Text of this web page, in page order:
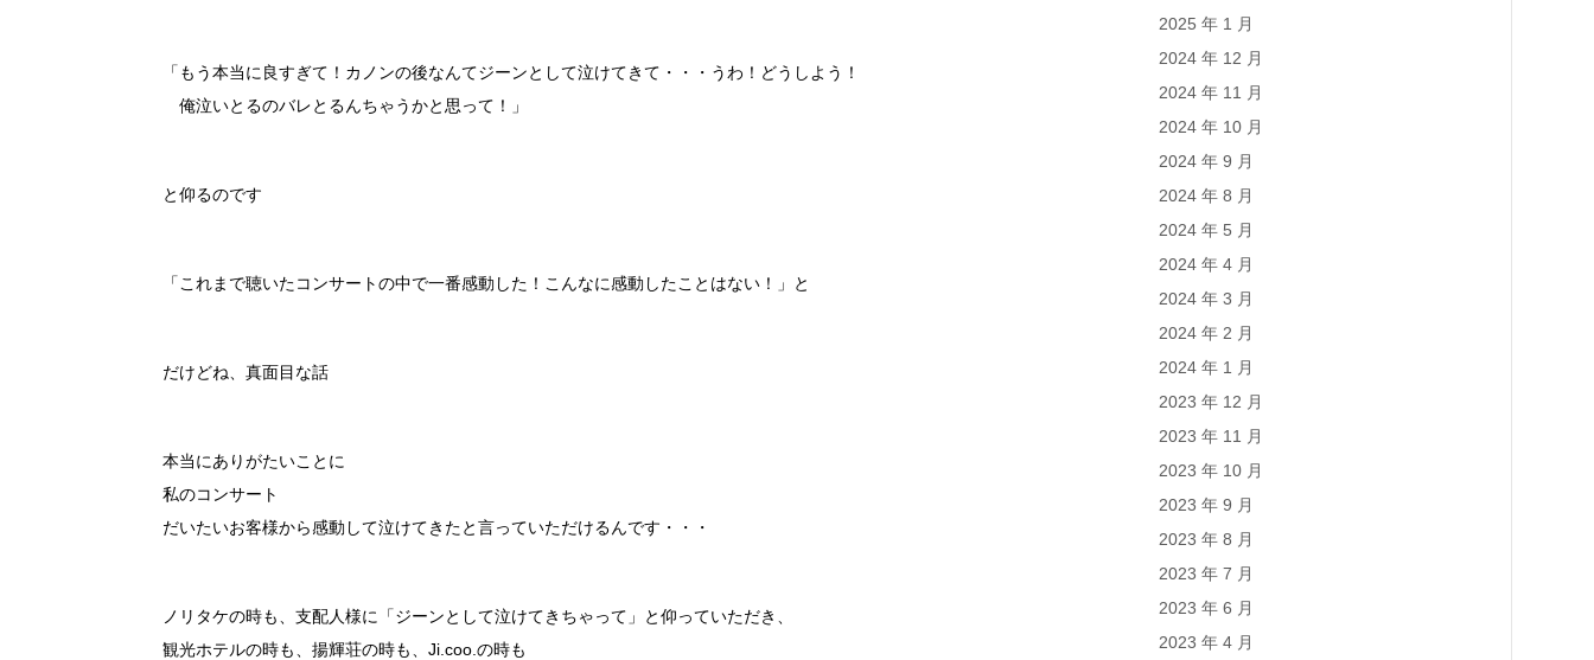
「もう本当に良すぎて！カノンの後なんてジーンとして泣けてきて・・・うわ！どうしよう！
俺泣いとるのバレとるんちゃうかと思って！」
と仰るのです
「これまで聴いたコンサートの中で一番感動した！こんなに感動したことはない！」と
だけどね、真面目な話
本当にありがたいことに
私のコンサート
だいたいお客様から感動して泣けてきたと言っていただけるんです・・・
ノリタケの時も、支配人様に「ジーンとして泣けてきちゃって」と仰っていただき、
観光ホテルの時も、揚輝荘の時も、Ji.coo.の時も
2025 年 1 月
2024 年 12 月
2024 年 11 月
2024 年 10 月
2024 年 9 月
2024 年 8 月
2024 年 5 月
2024 年 4 月
2024 年 3 月
2024 年 2 月
2024 年 1 月
2023 年 12 月
2023 年 11 月
2023 年 10 月
2023 年 9 月
2023 年 8 月
2023 年 7 月
2023 年 6 月
2023 年 4 月